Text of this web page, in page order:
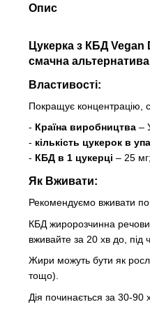
Опис
Цукерка з КБД Vegan
смачна альтернатива
Властивості:
Покращує концентрацію,
- Країна виробництва –
- кількість цукерок в
- КБД в 1 цукерці – 25 мг;
Як Вживати:
Рекомендуємо вживати
КБД жиророзчинна
вживайте за 20 хв до, під
Жири можуть бути як
тощо).
Дія починається за 30-90